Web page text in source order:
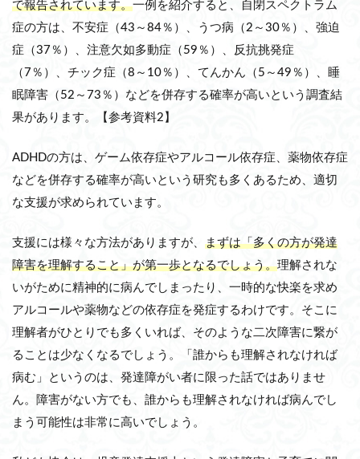
で報告されています。一例を紹介すると、自閉スペクトラム
症の方は、不安症（43～84％）、うつ病（2～30％）、強迫
症（37％）、注意欠如多動症（59％）、反抗挑発症
（7％）、チック症（8～10％）、てんかん（5～49％）、睡
眠障害（52～73％）などを併存する確率が高いという調査結
果があります。【参考資料2】
ADHDの方は、ゲーム依存症やアルコール依存症、薬物依存症
などを併存する確率が高いという研究も多くあるため、適切
な支援が求められています。
支援には様々な方法がありますが、 まずは「多くの方が発達
障害を理解すること」が第一歩となるでしょう。理解されな
いがために精神的に病んでしまったり、一時的な快楽を求め
アルコールや薬物などの依存症を発症するわけです。そこに
理解者がひとりでも多くいれば、そのような二次障害に繋が
ることは少なくなるでしょう。「誰からも理解されなければ
病む」というのは、発達障がい者に限った話ではありませ
ん。障害がない方でも、誰からも理解されなければ病んでし
まう可能性は非常に高いでしょう。